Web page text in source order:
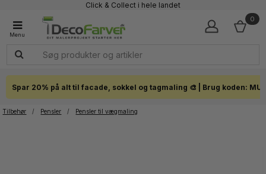
Click & Collect i hele landet
0
Spar 20% på alt til facade, sokkel og tagmaling 🎨 | Brug koden:
Tilbehør / Pensler / Pensler til vægmaling